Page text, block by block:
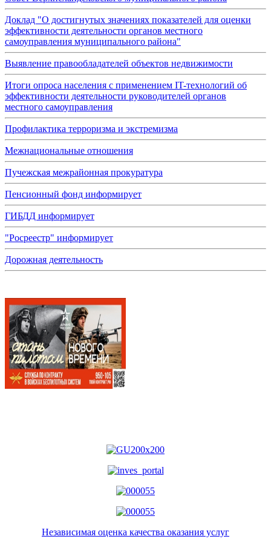
Доклад "О достигнутых значениях показателей для оценки
эффективности деятельности органов местного
самоуправления муниципального района"
Выявление правообладателей объектов недвижимости
Итоги опроса населения с применением IT-технологий об
эффективности деятельности руководителей органов
местного самоуправления
Профилактика терроризма и экстремизма
Межнациональные отношения
Пучежская межрайонная прокуратура
Пенсионный фонд информирует
ГИБДД информирует
"Росреестр" информирует
Дорожная деятельность
Независимая оценка качества оказания услуг